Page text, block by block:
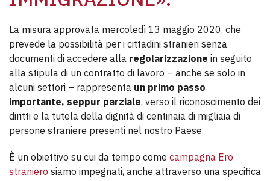
La misura approvata mercoledì 13 maggio 2020, che
prevede la possibilità per i cittadini stranieri senza
documenti di accedere alla regolarizzazione in seguito
alla stipula di un contratto di lavoro – anche se solo in
alcuni settori – rappresenta un primo passo
importante, seppur parziale, verso il riconoscimento dei
diritti e la tutela della dignità di centinaia di migliaia di
persone straniere presenti nel nostro Paese.
È un obiettivo su cui da tempo come campagna Ero
straniero siamo impegnati, anche attraverso una specifica